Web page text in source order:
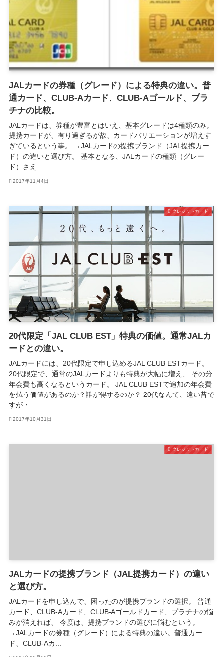
JALカードの券種（グレード）による特典の違い。普
通カード、CLUB-Aカード、CLUB-Aゴールド、プラ
チナの比較。
JALカードは、券種が豊富とはいえ、基本グレードは4種類のみ。
提携カードが、有り過ぎるが故、カードバリエーションが増えす
ぎているという事。 →JALカードの提携ブランド（JAL提携カー
ド）の違いと選び方。 基本となる、JALカードの種類（グレー
ド）さえ...
2017年11月4日
クレジットカード
20代限定「JAL CLUB EST」特典の価値。通常JALカ
ードとの違い。
JALカードには、20代限定で申し込めるJAL CLUB ESTカード。
20代限定で、通常のJALカードよりも特典が大幅に増え、 その分
年会費も高くなるというカード。 JAL CLUB ESTで追加の年会費
を払う価値があるのか？誰が得するのか？ 20代なんて、遠い昔で
すが・...
2017年10月31日
クレジットカード
JALカードの提携ブランド（JAL提携カード）の違い
と選び方。
JALカードを申し込んで、困ったのが提携ブランドの選択。 普通
カード、CLUB-Aカード、CLUB-Aゴールドカード、プラチナの悩
みが消えれば、 今度は、提携ブランドの選びに悩むという。
→JALカードの券種（グレード）による特典の違い。普通カー
ド、CLUB-Aカ...